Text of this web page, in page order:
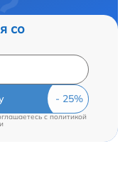
со
cполитикой